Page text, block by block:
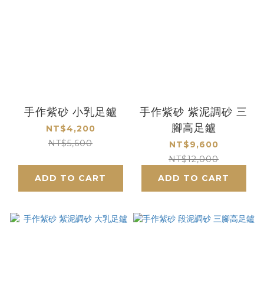
手作紫砂 小乳足鑪
NT$4,200
NT$5,600
ADD TO CART
手作紫砂 紫泥調砂 三
腳高足鑪
NT$9,600
NT$12,000
ADD TO CART